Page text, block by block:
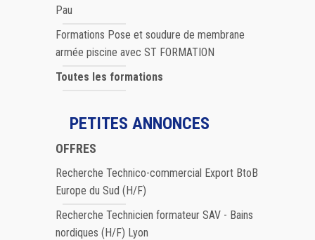
Pau
Formations Pose et soudure de membrane
armée piscine avec ST FORMATION
Toutes les formations
PETITES ANNONCES
OFFRES
Recherche Technico-commercial Export BtoB
Europe du Sud (H/F)
Recherche Technicien formateur SAV - Bains
nordiques (H/F) Lyon